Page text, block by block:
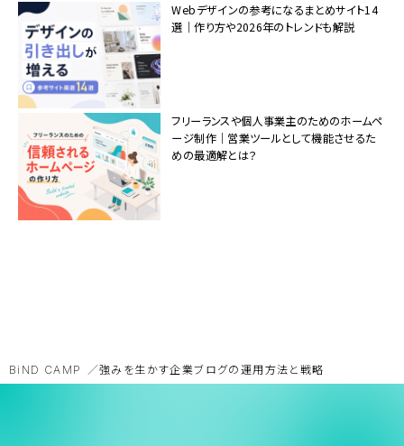
Webデザインの参考になるまとめサイト14
選｜作り方や2026年のトレンドも解説
フリーランスや個人事業主のためのホームペ
ージ制作｜営業ツールとして機能させるた
めの最適解とは？
BiND CAMP 強みを生かす企業ブログの運用方法と戦略